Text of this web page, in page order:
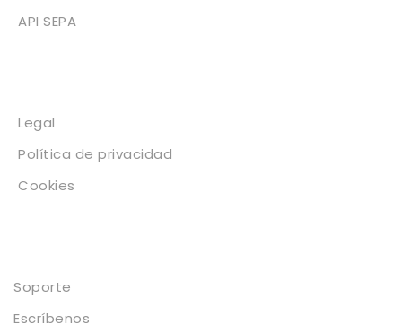
API SEPA
Legal
Política de privacidad
Cookies
Soporte
Escríbenos